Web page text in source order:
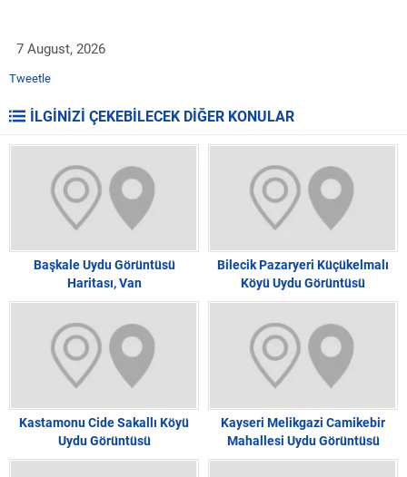
7 August, 2026
Tweetle
İLGİNİZİ ÇEKEBİLECEK DİĞER KONULAR
Başkale Uydu Görüntüsü
Haritası, Van
Bilecik Pazaryeri Küçükelmalı
Köyü Uydu Görüntüsü
Kastamonu Cide Sakallı Köyü
Uydu Görüntüsü
Kayseri Melikgazi Camikebir
Mahallesi Uydu Görüntüsü